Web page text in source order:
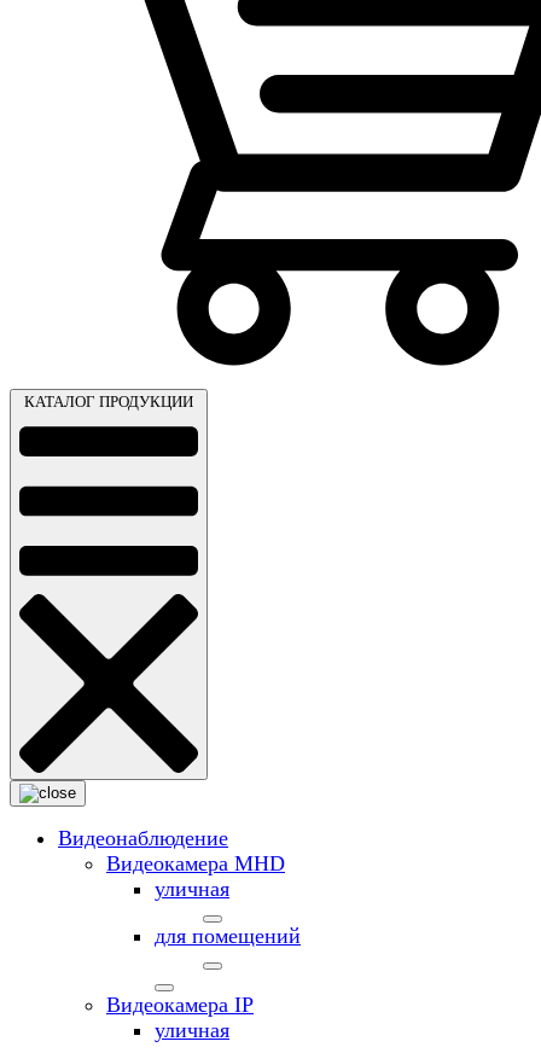
КАТАЛОГ ПРОДУКЦИИ
Видеонаблюдение
Видеокамера MНD
уличная
для помещений
Видеокамера IP
уличная